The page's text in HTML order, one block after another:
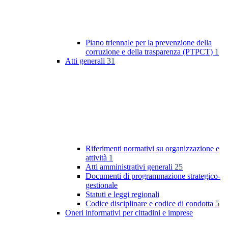
Piano triennale per la prevenzione della
corruzione e della trasparenza (PTPCT) 1
Atti generali 31
Riferimenti normativi su organizzazione e
attività 1
Atti amministrativi generali 25
Documenti di programmazione strategico-
gestionale
Statuti e leggi regionali
Codice disciplinare e codice di condotta 5
Oneri informativi per cittadini e imprese